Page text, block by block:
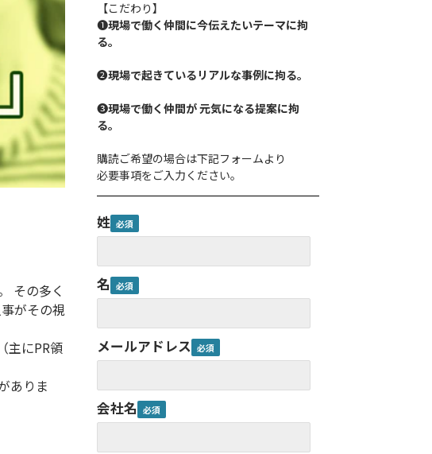
その多く
がその視
主にPR領
ありま
【こだわり】
❶現場で働く仲間に今伝えたいテーマに拘
る。
❷現場で起きているリアルな事例に拘る。
❸現場で働く仲間が 元気になる提案に拘
る。
購読ご希望の場合は下記フォームより
必要事項をご入力ください。
姓
名
メールアドレス
会社名